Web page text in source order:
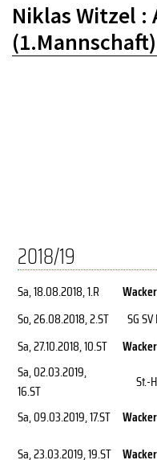
Niklas Witzel :
(1.Mannschaft)
2018/19
Sa, 18.08.2018, 1.R
So, 26.08.2018, 2.ST SG
Sa, 27.10.2018, 10.ST
Sa, 02.03.2019,
16.ST
St.-
Sa, 09.03.2019, 17.ST
Sa, 23.03.2019, 19.ST